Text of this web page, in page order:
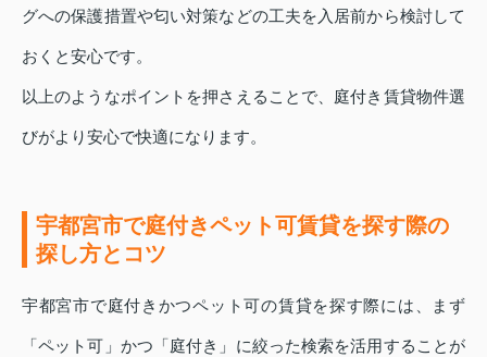
グへの保護措置や匂い対策などの工夫を入居前から検討して
おくと安心です。
以上のようなポイントを押さえることで、庭付き賃貸物件選
びがより安心で快適になります。
宇都宮市で庭付きペット可賃貸を探す際の
探し方とコツ
宇都宮市で庭付きかつペット可の賃貸を探す際には、まず
「ペット可」かつ「庭付き」に絞った検索を活用することが